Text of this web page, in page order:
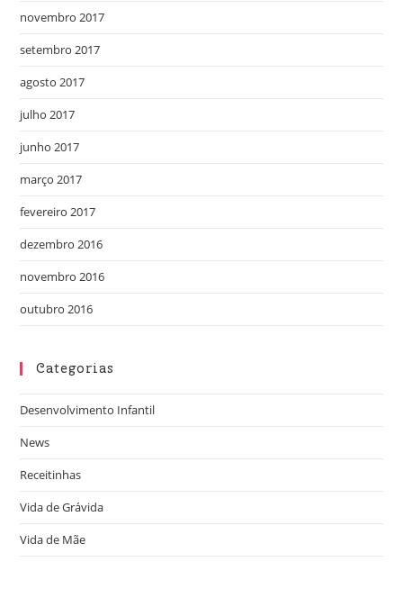
novembro 2017
setembro 2017
agosto 2017
julho 2017
junho 2017
março 2017
fevereiro 2017
dezembro 2016
novembro 2016
outubro 2016
Categorias
Desenvolvimento Infantil
News
Receitinhas
Vida de Grávida
Vida de Mãe